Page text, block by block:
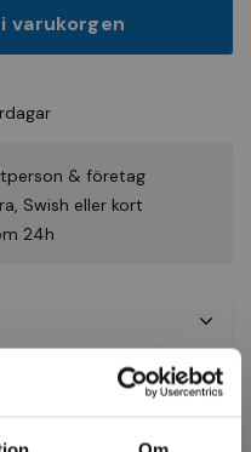
varukorgen
& företag
Swish eller kort
24h